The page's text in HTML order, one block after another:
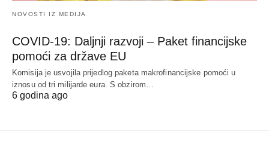
NOVOSTI IZ MEDIJA
COVID-19: Daljnji razvoji – Paket financijske
pomoći za države EU
Komisija je usvojila prijedlog paketa makrofinancijske pomoći u
iznosu od tri milijarde eura. S obzirom…
6 godina ago